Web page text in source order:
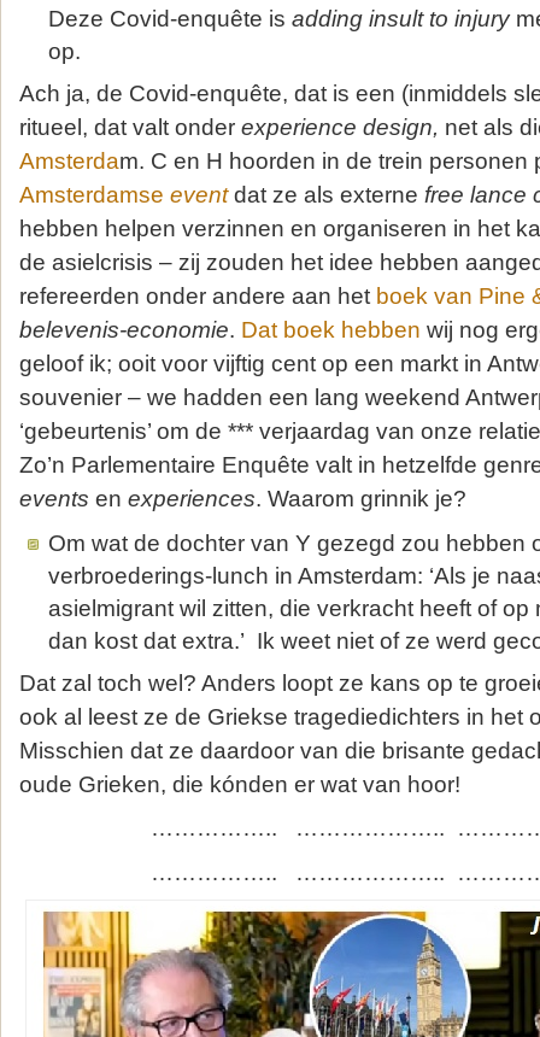
Deze Covid-enquête is adding insult to injury
op.
Ach ja, de Covid-enquête, dat is een (inmiddels
ritueel, dat valt onder experience design, net als
Amsterdam. C en H hoorden in de trein personen
Amsterdamse eventdat ze als externe free lance
hebben helpen verzinnen en organiseren in het
de asielcrisis – zij zouden het idee hebben
refereerden onder andere aan het boek van Pine
belevenis-economie. Dat boek hebben wij nog
geloof ik; ooit voor vijftig cent op een markt in
souvenier – we hadden een lang weekend
‘gebeurtenis’ om de *** verjaardag van onze
Zo’n Parlementaire Enquête valt in hetzelfde
events en experiences. Waarom grinnik je?
Om wat de dochter van Y gezegd zou hebben
verbroederings-lunch in Amsterdam: ‘Als je
asielmigrant wil zitten, die verkracht heeft of
dan kost dat extra.’ Ik weet niet of ze werd
Dat zal toch wel? Anders loopt ze kans op te
ook al leest ze de Griekse tragediedichters in het
Misschien dat ze daardoor van die brisante
oude Grieken, die kónden er wat van hoor!
…………….. ………………..
…………….. ………………..